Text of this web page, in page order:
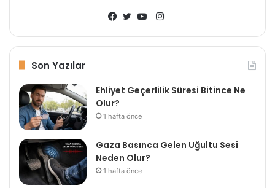
Instagram
Son Yazılar
Ehliyet Geçerlilik Süresi Bitince Ne
Olur?
1 hafta önce
Gaza Basınca Gelen Uğultu Sesi
Neden Olur?
1 hafta önce